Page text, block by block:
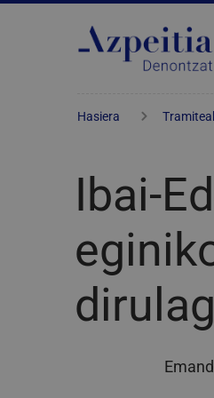
Hasiera
Ibai-